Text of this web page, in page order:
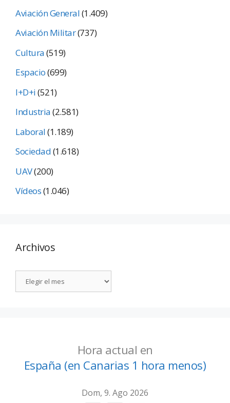
Aviación General(1.409)
Aviación Militar(737)
Cultura(519)
Espacio(699)
I+D+i(521)
Industria(2.581)
Laboral(1.189)
Sociedad(1.618)
UAV(200)
Vídeos(1.046)
Archivos
Hora actual en
España (en Canarias 1 hora menos)